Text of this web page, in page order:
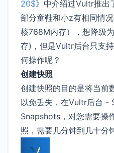
20$》中介绍过Vultr推出
部分童鞋和小z有相同情
核768M内存），想降级
存)，但是Vultr后台只支
何操作呢？
创建快照
创建快照的目的是将当前
以免丢失，在Vultr后台 -
Snapshots，对您需要操
照，需要几分钟到几十分